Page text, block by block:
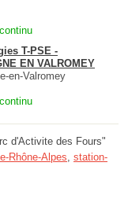
T-PSE -
EN VALROMEY
en-Valromey
d'Activite des Fours"
Rhône-Alpes, station-